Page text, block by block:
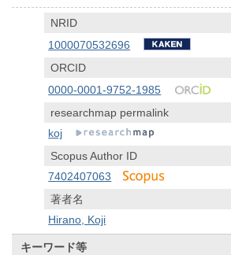
NRID
1000070532696
ORCID
0000-0001-9752-1985
researchmap permalink
koj
Scopus Author ID
7402407063
著者名
Hirano, Koji
キーワード等